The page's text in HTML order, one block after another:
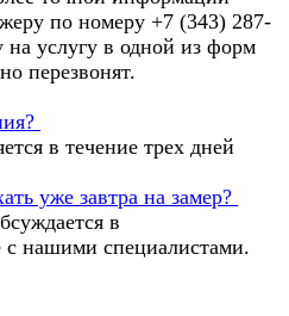
по номеру +7 (343) 287-
на услугу в одной из форм
перезвонят.
в течение трех дней
уже завтра на замер?
в
с нашими специалистами.